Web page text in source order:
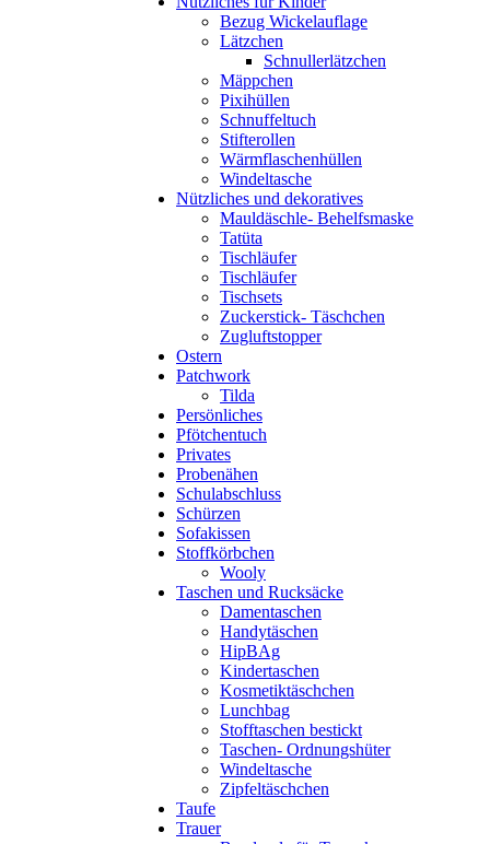
Bezug Wickelauflage
Lätzchen
Schnullerlätzchen
Mäppchen
Pixihüllen
Schnuffeltuch
Stifterollen
Wärmflaschenhüllen
Windeltasche
Nützliches und dekoratives
Mauldäschle- Behelfsmaske
Tatüta
Tischläufer
Tischläufer
Tischsets
Zuckerstick- Täschchen
Zugluftstopper
Ostern
Patchwork
Tilda
Persönliches
Pfötchentuch
Privates
Probenähen
Schulabschluss
Schürzen
Sofakissen
Stoffkörbchen
Wooly
Taschen und Rucksäcke
Damentaschen
Handytäschen
HipBAg
Kindertaschen
Kosmetiktäschchen
Lunchbag
Stofftaschen bestickt
Taschen- Ordnungshüter
Windeltasche
Zipfeltäschchen
Taufe
Trauer